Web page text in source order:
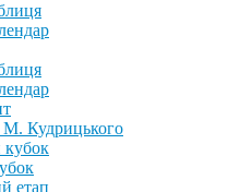
М. Кудрицького
етап